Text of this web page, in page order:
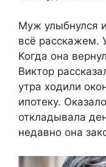
Муж улыбнулся
всё расскажем.
Когда она
Виктор
утра ходили
ипотеку.
откладывала
недавно она